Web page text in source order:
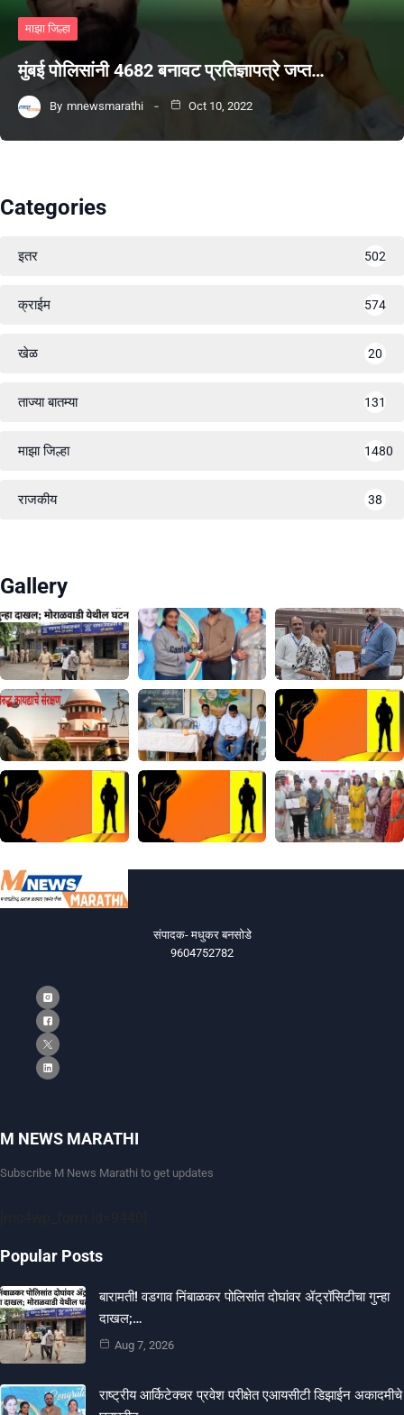
माझा जिल्हा
मुंबई पोलिसांनी 4682 बनावट प्रतिज्ञापत्रे जप्त…
By mnewsmarathi Oct 10, 2022
Categories
इतर 502
क्राईम 574
खेळ 20
ताज्या बातम्या 131
माझा जिल्हा 1480
राजकीय 38
Gallery
संपादक- मधुकर बनसोडे
9604752782
M NEWS MARATHI
Subscribe M News Marathi to get updates
Popular Posts
बारामती! वडगाव निंबाळकर पोलिसांत दोघांवर ॲट्रॉसिटीचा गुन्हा
दाखल;…
Aug 7, 2026
राष्ट्रीय आर्किटेक्चर प्रवेश परीक्षेत एआयसीटी डिझाईन अकादमीचे